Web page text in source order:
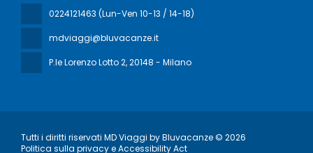
0224121463 (Lun-Ven 10-13 / 14-18)
mdviaggi@bluvacanze.it
P.le Lorenzo Lotto 2, 20148 - Milano
Tutti i diritti riservati MD Viaggi by Bluvacanze © 2026
Politica sulla privacy e Accessibility Act